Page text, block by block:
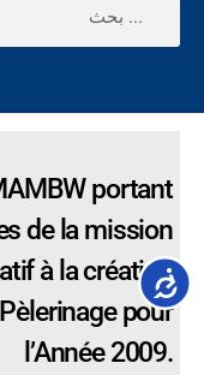
portant
de la mission
à la création
pour
l’Année 2009.